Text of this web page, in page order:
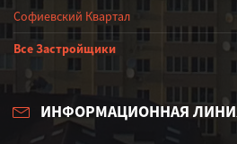
Софиевский Квартал
Все Застройщики
ИНФОРМАЦИОННАЯ